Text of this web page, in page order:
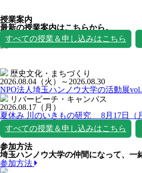
授業案内
最新の授業案内はこちらから。
授業一覧
すべての授業＆申し込みはこちら
歴史文化・まちづくり
2026.08.04 （火）
～2026.08.30
NPO法人埼玉ハンノウ大学の活動展
リバービーチ・キャンパス
2026.08.17 （月）
夏休み 川のいきもの研究 8月17日（
すべての授業＆申し込みはこちら
参加方法
埼玉ハンノウ大学の仲間になって、一
参加方法